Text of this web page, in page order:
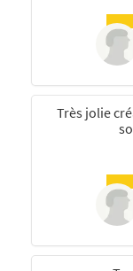
Très jolie